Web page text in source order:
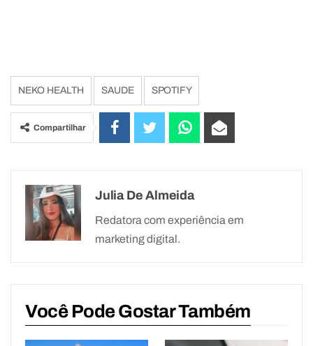
NEKO HEALTH SAUDE SPOTIFY
Compartilhar
Julia De Almeida
Redatora com experiência em
marketing digital.
Você Pode Gostar Também